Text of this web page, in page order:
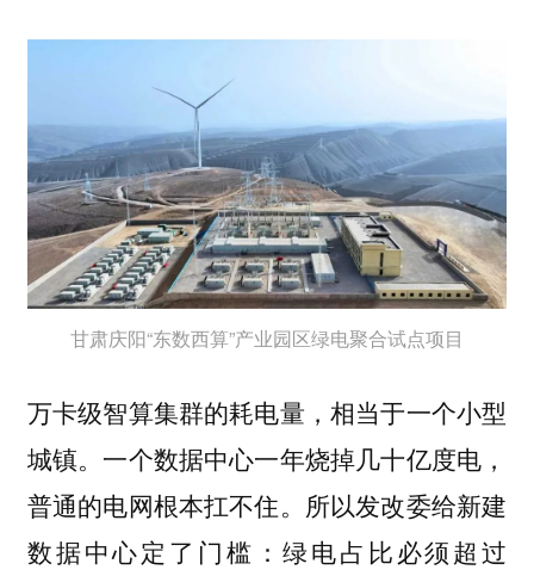
甘肃庆阳“东数西算”产业园区绿电聚合试点项目
万卡级智算集群的耗电量，相当于一个小型
城镇。一个数据中心一年烧掉几十亿度电，
普通的电网根本扛不住。所以发改委给新建
数据中心定了门槛：绿电占比必须超过